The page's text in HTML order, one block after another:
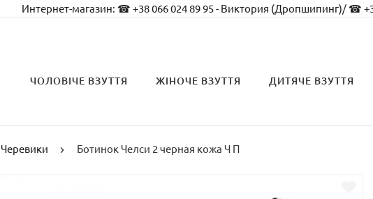
Интернет-магазин: ☎ +38 066 024 89 95 - Виктория (Дропшипинг)/ ☎
ЧОЛОВІЧЕ ВЗУТТЯ ЖІНОЧЕ ВЗУТТЯ ДИТЯЧЕ ВЗУТТЯ
Черевики Ботинок Челси 2 черная кожа Ч П